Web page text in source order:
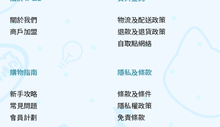
關於我們
商戶加盟
物流及配送政策
退款及退貨政策
自取點網絡
購物指南
新手攻略
常見問題
會員計劃
隱私及條款
條款及條件
隱私權政策
免責條款